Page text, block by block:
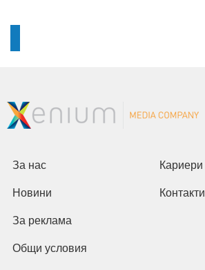
За нас Кариери
Новини Контакти
За реклама
Общи условия